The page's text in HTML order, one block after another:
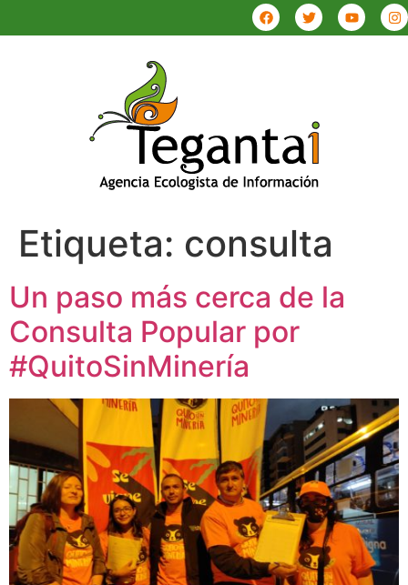
Etiqueta: consulta
Un paso más cerca de la
Consulta Popular por
#QuitoSinMinería